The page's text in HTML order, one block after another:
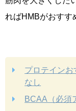
ればHMBがおすす
プロテイン
なし
BCAA（必須